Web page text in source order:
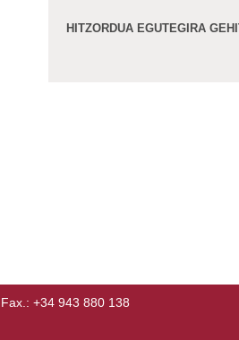
HITZORDUA EGUTEGIRA
+34 943 880 138